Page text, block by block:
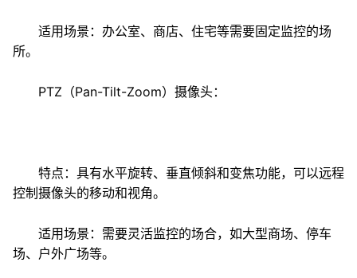
适用场景：办公室、商店、住宅等需要固定监控的场
所。
PTZ（Pan-Tilt-Zoom）摄像头：
特点：具有水平旋转、垂直倾斜和变焦功能，可以远程
控制摄像头的移动和视角。
适用场景：需要灵活监控的场合，如大型商场、停车
场、户外广场等。